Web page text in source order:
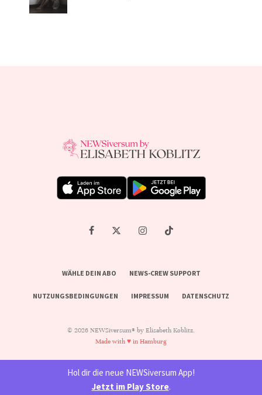
WÄHLE DEIN ABO NEWS-CREW SUPPORT
NUTZUNGSBEDINGUNGEN IMPRESSUM DATENSCHUTZ
© 2026 NEWSiversum® by Elisabeth Koblitz.
Made with ♥ in Hamburg
Hol dir die neue NEWSiversum App!
Jetzt im Play Store.